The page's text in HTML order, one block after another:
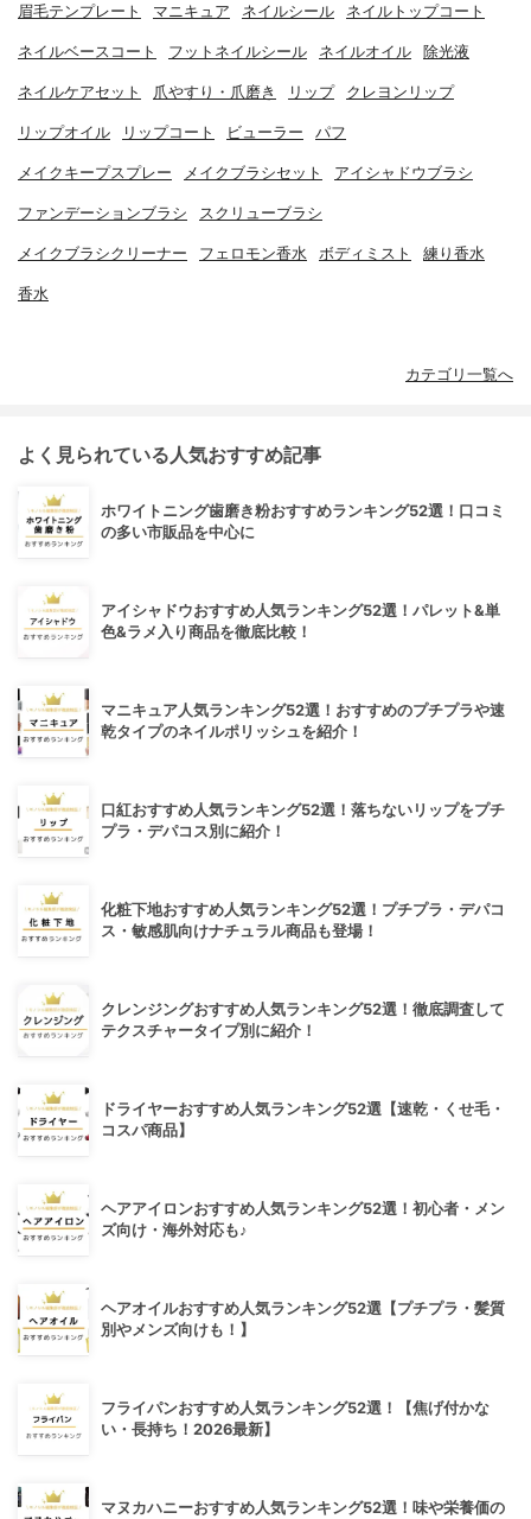
眉毛テンプレート マニキュア ネイルシール ネイルトップコート
ネイルベースコート フットネイルシール ネイルオイル 除光液
ネイルケアセット 爪やすり・爪磨き リップ クレヨンリップ
リップオイル リップコート ビューラー パフ
メイクキープスプレー メイクブラシセット アイシャドウブラシ
ファンデーションブラシ スクリューブラシ
メイクブラシクリーナー フェロモン香水 ボディミスト 練り香水
香水
カテゴリ一覧へ
よく見られている人気おすすめ記事
ホワイトニング歯磨き粉おすすめランキング52選！口コミ
の多い市販品を中心に
アイシャドウおすすめ人気ランキング52選！パレット&単
色&ラメ入り商品を徹底比較！
マニキュア人気ランキング52選！おすすめのプチプラや速
乾タイプのネイルポリッシュを紹介！
口紅おすすめ人気ランキング52選！落ちないリップをプチ
プラ・デパコス別に紹介！
化粧下地おすすめ人気ランキング52選！プチプラ・デパコ
ス・敏感肌向けナチュラル商品も登場！
クレンジングおすすめ人気ランキング52選！徹底調査して
テクスチャータイプ別に紹介！
ドライヤーおすすめ人気ランキング52選【速乾・くせ毛・
コスパ商品】
ヘアアイロンおすすめ人気ランキング52選！初心者・メン
ズ向け・海外対応も♪
ヘアオイルおすすめ人気ランキング52選【プチプラ・髪質
別やメンズ向けも！】
フライパンおすすめ人気ランキング52選！【焦げ付かな
い・長持ち！2026最新】
マヌカハニーおすすめ人気ランキング52選！味や栄養価の